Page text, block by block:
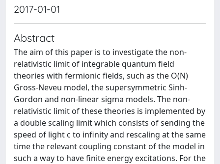
2017-01-01
Abstract
The aim of this paper is to investigate the non-
relativistic limit of integrable quantum field
theories with fermionic fields, such as the O(N)
Gross-Neveu model, the supersymmetric Sinh-
Gordon and non-linear sigma models. The non-
relativistic limit of these theories is implemented by
a double scaling limit which consists of sending the
speed of light c to infinity and rescaling at the same
time the relevant coupling constant of the model in
such a way to have finite energy excitations. For the